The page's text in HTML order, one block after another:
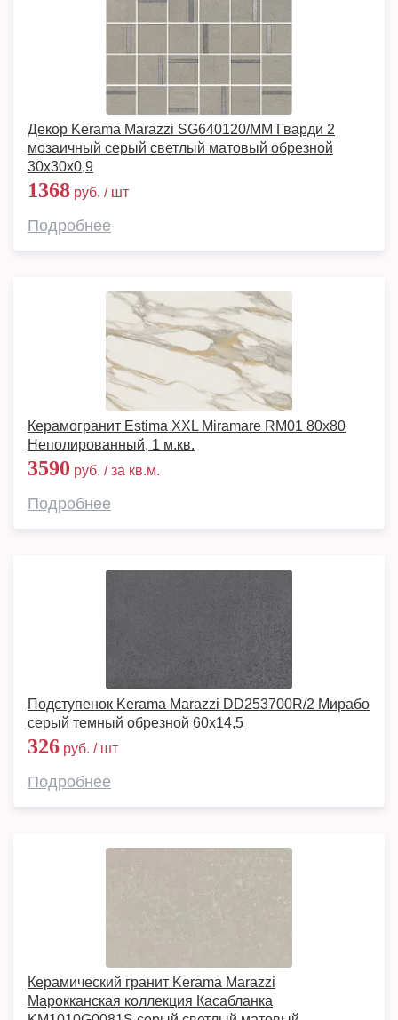
Декор Kerama Marazzi SG640120/MM Гварди 2
мозаичный серый светлый матовый обрезной
30x30x0,9
1368 руб. / шт
Подробнее
Керамогранит Estima XXL Miramare RM01 80x80
Неполированный, 1 м.кв.
3590 руб. / за кв.м.
Подробнее
Подступенок Kerama Marazzi DD253700R/2 Мирабо
серый темный обрезной 60х14,5
326 руб. / шт
Подробнее
Керамический гранит Kerama Marazzi
Марокканская коллекция Касабланка